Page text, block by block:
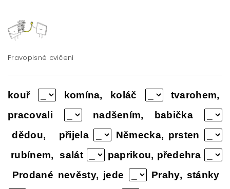
Pravopisné cvičení
kouř komína, koláč
tvarohem,
pracovali
nadšením, babička
dědou, přijela
Německa, prsten
rubínem, salát
paprikou, předehra
Prodané nevěsty, jede
Prahy, stánky